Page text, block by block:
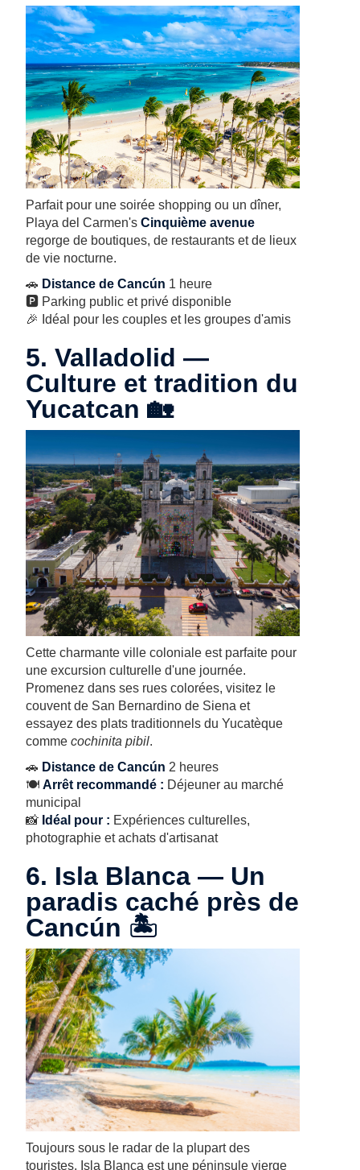
Parfait pour une soirée shopping ou un dîner,
Playa del Carmen'sCinquième avenue
regorge de boutiques, de restaurants et de lieux
de vie nocturne.
🚗 Distance de Cancún 1 heure
🅿️ Parking public et privé disponible
🎉 Idéal pour les couples et les groupes d'amis
5. Valladolid —
Culture et tradition du
Yucatcan 🏡
Cette charmante ville coloniale est parfaite pour
une excursion culturelle d'une journée.
Promenez dans ses rues colorées, visitez le
couvent de San Bernardino de Siena et
essayez des plats traditionnels du Yucatèque
commecochinita pibil.
🚗 Distance de Cancún 2 heures
🍽️Arrêt recommandé : Déjeuner au marché
municipal
📸 Idéal pour : Expériences culturelles,
photographie et achats d'artisanat
6. Isla Blanca — Un
paradis caché près de
Cancún 🏝️
Toujours sous le radar de la plupart des
touristes, Isla Blanca est une péninsule vierge